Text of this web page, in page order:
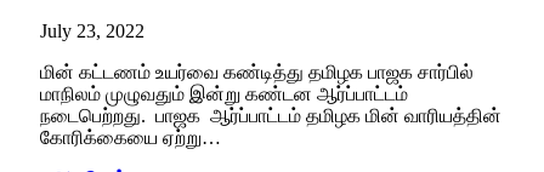
July 23, 2022
மின் கட்டணம் உயர்வை கண்டித்து தமிழக பாஜக சார்பில்
மாநிலம் முழுவதும் இன்று கண்டன ஆர்ப்பாட்டம்
நடைபெற்றது. பாஜக ஆர்ப்பாட்டம் தமிழக மின் வாரியத்தின்
கோரிக்கையை ஏற்று…